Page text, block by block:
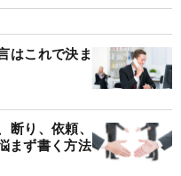
はこれで決ま
り、依頼、
まず書く方法